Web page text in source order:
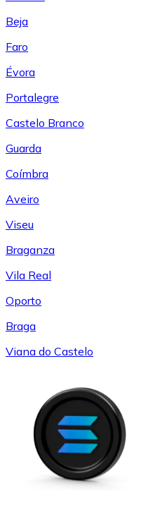
Beja
Faro
Évora
Portalegre
Castelo Branco
Guarda
Coímbra
Aveiro
Viseu
Braganza
Vila Real
Oporto
Braga
Viana do Castelo